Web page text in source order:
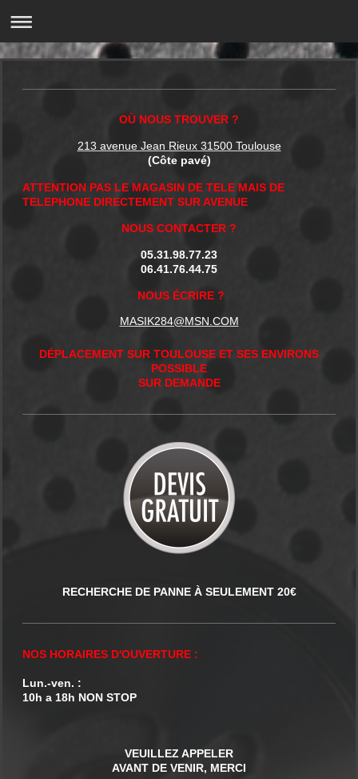
OÙ NOUS TROUVER ?
213 avenue Jean Rieux 31500 Toulouse
(Côte pavé)
ATTENTION PAS LE MAGASIN DE TELE MAIS DE
TELEPHONE DIRECTEMENT SUR AVENUE
NOUS CONTACTER ?
05.31.98.77.23
06.41.76.44.75
NOUS ÉCRIRE ?
MASIK284@MSN.COM
DÉPLACEMENT SUR TOULOUSE ET SES ENVIRONS
POSSIBLE
SUR DEMANDE
RECHERCHE DE PANNE À SEULEMENT 20€
NOS HORAIRES D'OUVERTURE :
Lun.-ven. :
10h a 18h NON STOP
VEUILLEZ APPELER
AVANT DE VENIR, MERCI